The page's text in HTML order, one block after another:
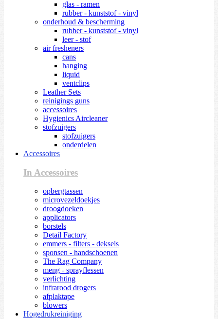
glas - ramen
rubber - kunststof - vinyl
onderhoud & bescherming
rubber - kunststof - vinyl
leer - stof
air fresheners
cans
hanging
liquid
ventclips
Leather Sets
reinigings guns
accessoires
Hygienics Aircleaner
stofzuigers
stofzuigers
onderdelen
Accessoires
In Accessoires
opbergtassen
microvezeldoekjes
droogdoeken
applicators
borstels
Detail Factory
emmers - filters - deksels
sponsen - handschoenen
The Rag Company
meng - sprayflessen
verlichting
infrarood drogers
afplaktape
blowers
Hogedrukreiniging